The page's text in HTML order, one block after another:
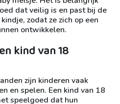
dat veilig is en past bij de
zodat ze zich op een
ontwikkelen.
kind van 18
zijn kinderen vaak
en spelen. Een kind van 18
speelgoed dat hun